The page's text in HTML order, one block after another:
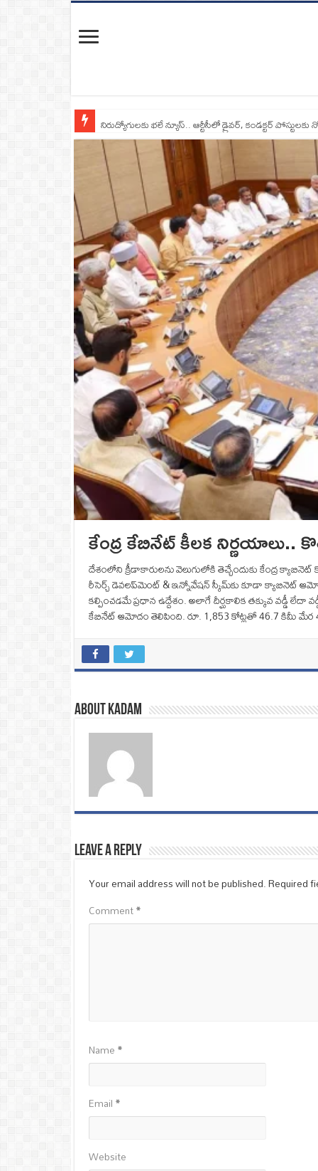
నిరుద్యోగులకు భలే న్యూస్.. ఆర్టీసీలో డ్రైవర్, కండక్టర్‌
కేంద్ర కేబినేట్ కీలక నిర్ణయాలు..
దేశంలోని క్రీడాకారులను వెలుగులోకి తెచ్చేందుకు కేంద్ర
రీసెర్చ్ డెవలప్‌మెంట్ & ఇన్నోవేషన్ స్కీమ్‌‌కు కూడా క్యాబినెట్
కల్పించడమే ప్రధాన ఉద్దేశం. అలాగే దీర్ఘకాలిక తక్కువ వడ్డీ
కేబినేట్ ఆమోదం తెలిపింది. రూ. 1,853 కోట్లతో 46.7 కిమీ మేర
About Kadam
Leave a Reply
Your email address will not be published.Required
Comment*
Name*
Email*
Website